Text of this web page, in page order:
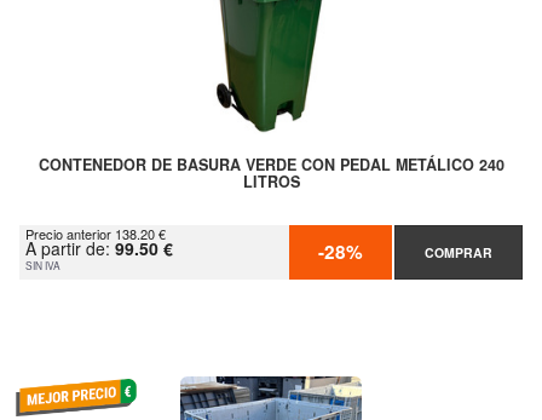
CONTENEDOR DE BASURA VERDE CON PEDAL METÁLICO 240
LITROS
Precio anterior 138.20 €
A partir de: 99.50 €
SIN IVA -28% COMPRAR